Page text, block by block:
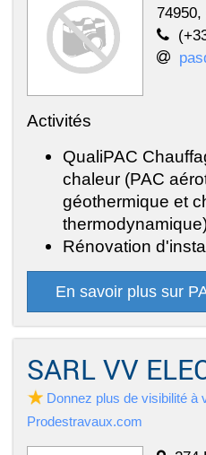
74950,
Activités
QualiPAC
chaleur (PAC
géothermique et
Rénovation
En savoir plus sur
SARL VV
Donnez plus de visibilité à
Prodestravaux.com